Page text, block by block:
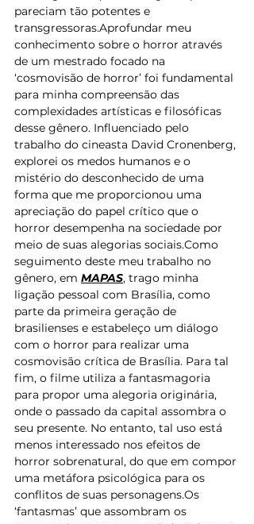
pareciam tão potentes e
transgressoras.Aprofundar meu
conhecimento sobre o horror através
de um mestrado focado na
‘cosmovisão de horror’ foi fundamental
para minha compreensão das
complexidades artísticas e filosóficas
desse gênero. Influenciado pelo
trabalho do cineasta David Cronenberg,
explorei os medos humanos e o
mistério do desconhecido de uma
forma que me proporcionou uma
apreciação do papel crítico que o
horror desempenha na sociedade por
meio de suas alegorias sociais.Como
seguimento deste meu trabalho no
gênero, em MAPAS, trago minha
ligação pessoal com Brasília, como
parte da primeira geração de
brasilienses e estabeleço um diálogo
com o horror para realizar uma
cosmovisão crítica de Brasília. Para tal
fim, o filme utiliza a fantasmagoria
para propor uma alegoria originária,
onde o passado da capital assombra o
seu presente. No entanto, tal uso está
menos interessado nos efeitos de
horror sobrenatural, do que em compor
uma metáfora psicológica para os
conflitos de suas personagens.Os
‘fantasmas’ que assombram os